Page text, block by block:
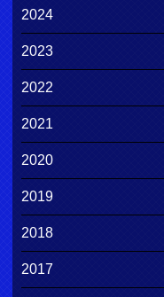
2024
2023
2022
2021
2020
2019
2018
2017